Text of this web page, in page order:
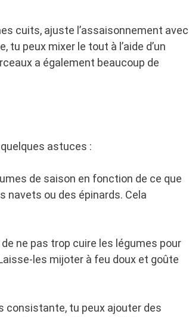
cuits, ajuste l’assaisonnement avec
tu peux mixer le tout à l’aide d’un
a également beaucoup de
astuces :
de saison en fonction de ce que
navets ou des épinards. Cela
ne pas trop cuire les légumes pour
les mijoter à feu doux et goûte
consistante, tu peux ajouter des